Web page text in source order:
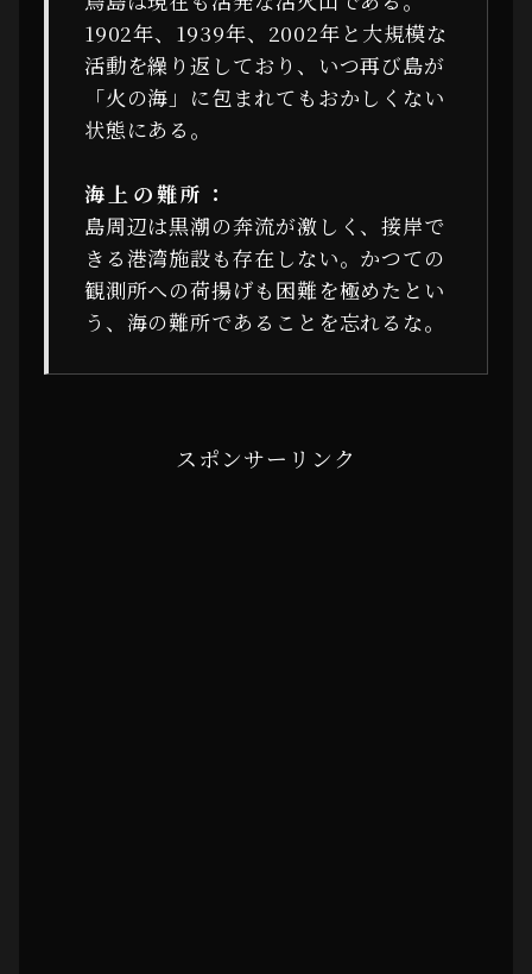
1902年、1939年、2002年と大規模な
活動を繰り返しており、いつ再び島が
「火の海」に包まれてもおかしくない
状態にある。
海上の難所：
島周辺は黒潮の奔流が激しく、接岸で
きる港湾施設も存在しない。かつての
観測所への荷揚げも困難を極めたとい
う、海の難所であることを忘れるな。
スポンサーリンク